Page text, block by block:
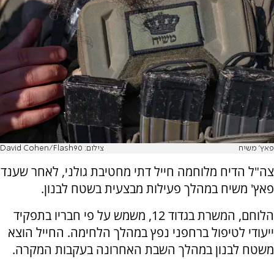
פאץ' משיח צילום: David Cohen/Flash90
צה"ל הדיח מלוחמה חייל דתי מחטיבת גולני, לאחר שענד
פאץ' משיח במהלך פעילות מבצעית בשטח לבנון.
הלוחם, המשרת בגדוד 12, משמש על פי חבריו בתפקיד
ייעודי לטיפול ברחפני נפץ במהלך הלחימה. החייל הוצא
משטח לבנון במהלך השבת האחרונה בעקבות המקרה.